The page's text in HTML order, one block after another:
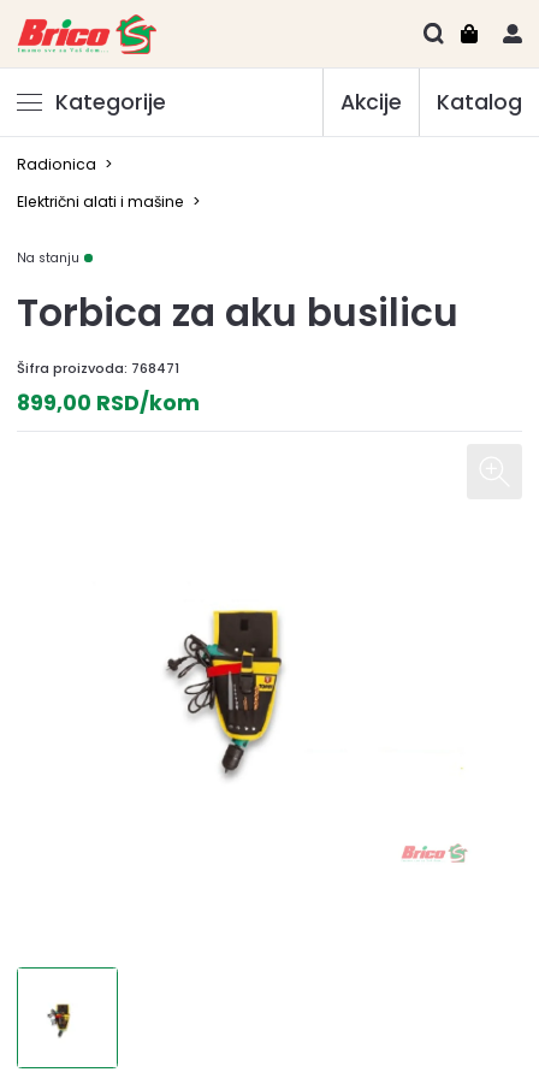
Kategorije Akcije Katalog
Radionica >
Električni alati i mašine >
Na stanju
Torbica za aku busilicu
Šifra proizvoda: 768471
899,00 RSD/kom